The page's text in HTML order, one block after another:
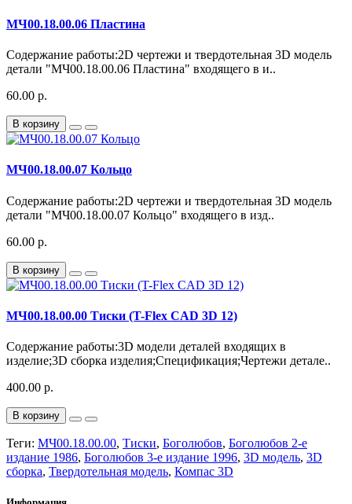
МЧ00.18.00.06 Пластина
Содержание работы:2D чертежи и твердотельная 3D модель
детали "МЧ00.18.00.06 Пластина" входящего в и..
60.00 р.
В корзину
МЧ00.18.00.07 Кольцо
Содержание работы:2D чертежи и твердотельная 3D модель
детали "МЧ00.18.00.07 Кольцо" входящего в изд..
60.00 р.
В корзину
МЧ00.18.00.00 Тиски (T-Flex CAD 3D 12)
Содержание работы:3D модели деталей входящих в
изделие;3D сборка изделия;Спецификация;Чертежи детале..
400.00 р.
В корзину
Теги: МЧ00.18.00.00, Тиски, Боголюбов, Боголюбов 2-е
издание 1986, Боголюбов 3-е издание 1996, 3D модель, 3D
сборка, Твердотельная модель, Компас 3D